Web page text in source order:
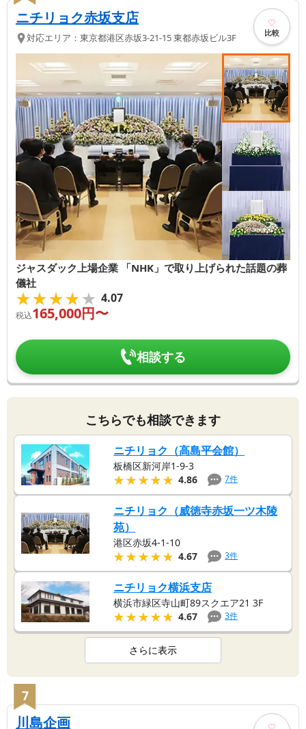
ニチリョク赤坂支店
対応エリア： 東京都港区赤坂3-21-15 東都赤坂ビル3F 比較
ジャスダック上場企業 「NHK」で取り上げられた話題の葬
儀社
★★★★★
★★★★★ 4.07
税込165,000円〜
相談する
こちらでも相談できます
ニチリョク（高島平会館）
板橋区新河岸1-9-3
★★★★★
★★★★★ 4.86 7件
ニチリョク（威徳寺赤坂一ツ木陵
苑）
港区赤坂4-1-10
★★★★★
★★★★★ 4.67 3件
ニチリョク横浜支店
横浜市緑区寺山町89スクエア21 3F
★★★★★
★★★★★ 4.67 3件
さらに表示
7
川島企画